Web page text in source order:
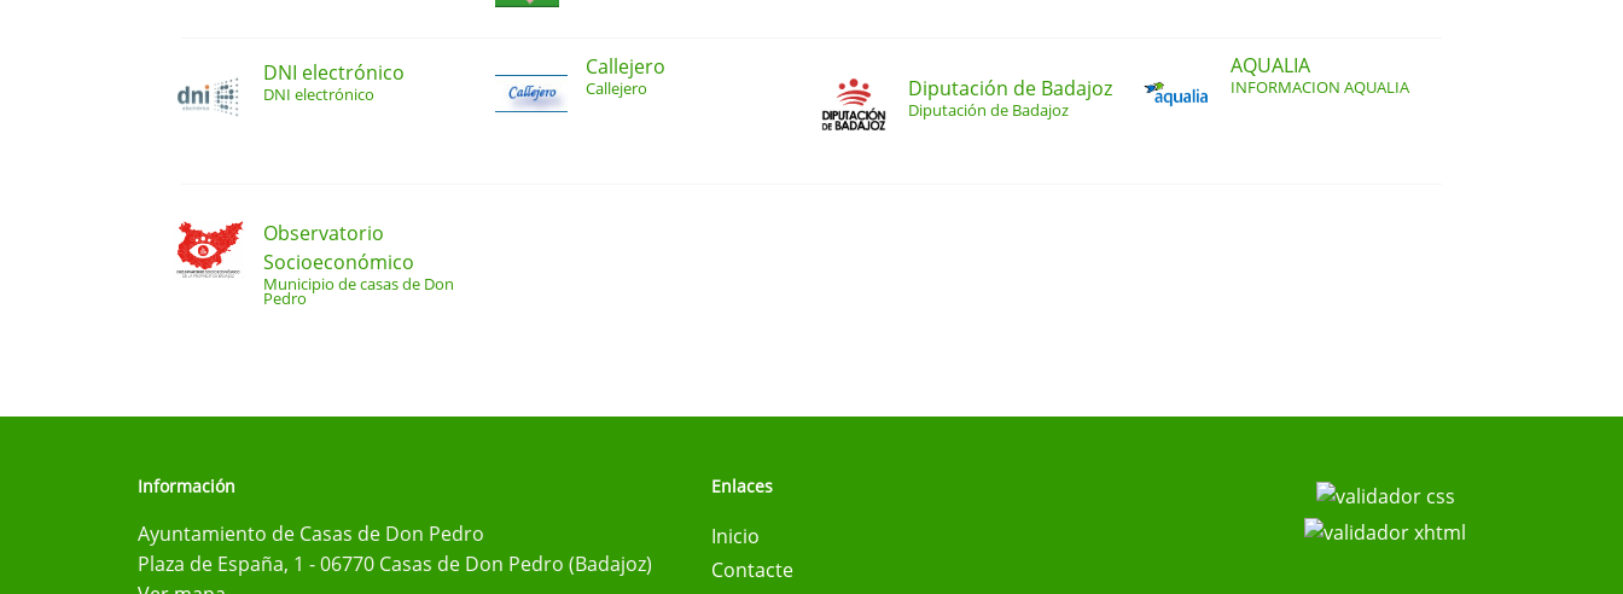
DNI electrónico
DNI electrónico
Callejero
Callejero Diputación de Badajoz
Diputación de Badajoz
AQUALIA
INFORMACION AQUALIA
Observatorio
Socioeconómico
Municipio de casas de Don
Pedro
Información
Ayuntamiento de Casas de Don Pedro
Plaza de España, 1 - 06770 Casas de Don Pedro (Badajoz)
Enlaces
Inicio
Contacte